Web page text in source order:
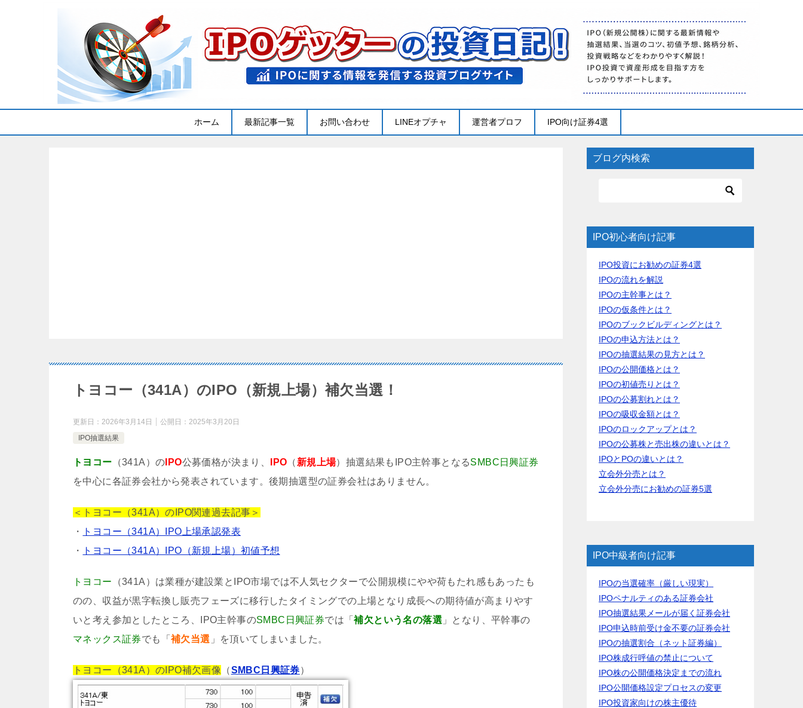
ホーム 最新記事一覧 お問い合わせ LINEオプチャ 運営者プロフ IPO向け証券4選
トヨコー（341A）のIPO（新規上場）補欠当選！
更新日： 2026年3月14日 公開日： 2025年3月20日
IPO抽選結果
トヨコー （341A）の IPO公募価格が決まり、 IPO （ 新規上場）抽選結果もIPO主幹事となるSMBC日興証券
を中心に各証券会社から発表されています。後期抽選型の証券会社はありません。
＜トヨコー（341A）のIPO関連過去記事＞
・
トヨコー（341A）IPO上場承認発表
・
トヨコー（341A）IPO（新規上場）初値予想
トヨコー （341A）は業種が建設業とIPO市場では不人気セクターで公開規模にやや荷もたれ感もあったも
のの、収益が黒字転換し販売フェーズに移行したタイミングでの上場となり成長への期待値が高まりやす
いと考え参加としたところ、IPO主幹事のSMBC日興証券では「補欠という名の落選 」となり、平幹事の
マネックス証券でも「補欠当選 」を頂いてしまいました。
トヨコー（341A）のIPO補欠画像 （SMBC日興証券）
ブログ内検索
IPO初心者向け記事
IPO投資にお勧めの証券4選
IPOの流れを解説
IPOの主幹事とは？
IPOの仮条件とは？
IPOのブックビルディングとは？
IPOの申込方法とは？
IPOの抽選結果の見方とは？
IPOの公開価格とは？
IPOの初値売りとは？
IPOの公募割れとは？
IPOの吸収金額とは？
IPOのロックアップとは？
IPOの公募株と売出株の違いとは？
IPOとPOの違いとは？
立会外分売とは？
立会外分売にお勧めの証券5選
IPO中級者向け記事
IPOの当選確率（厳しい現実）
IPOペナルティのある証券会社
IPO抽選結果メールが届く証券会社
IPO申込時前受け金不要の証券会社
IPOの抽選割合（ネット証券編）
IPO株成行呼値の禁止について
IPO株の公開価格決定までの流れ
IPO公開価格設定プロセスの変更
IPO投資家向けの株主優待